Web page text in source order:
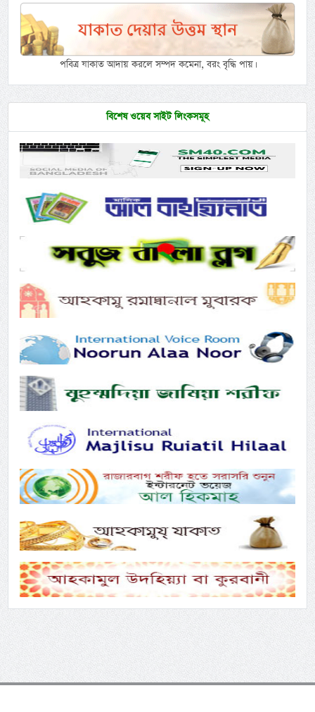
পবিত্র যাকাত আদায় করলে সম্পদ কমেনা, বরং বৃদ্ধি পায়।
বিশেষ ওয়েব সাইট লিংকসমূহ